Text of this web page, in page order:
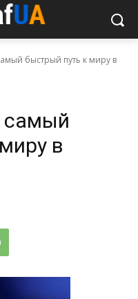
быстрый путь к миру в
самый
в